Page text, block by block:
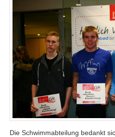
Die Schwimmabteilung bedankt